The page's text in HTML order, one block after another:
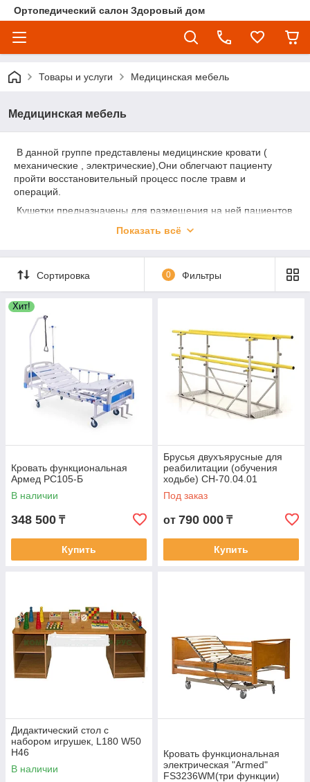
Ортопедический салон Здоровый дом
Товары и услуги Медицинская мебель
Медицинская мебель
В данной группе представлены медицинские кровати (
механические , электрические),Они облегчают пациенту
пройти восстановительный процесс после травм и
операций.
Кушетки предназначены для размещения на ней пациентов
сидячем положении для проведения процедур а также для
ожидания
кабинетах , процедурных, массажных
А также прикроватные столики и многое другое
Качественно выполненная медицинская мебель не просто
создает нужный интерьер в кабинете, но и облегчает работу
медицинского персонала. Предлагаемая нами медицинская
мебель отличается функциональностью, практичностью,
эргономичностью и красотой.
Производство Армед Россия.
Осуществляем доставку в регионы РК.
Показать всё
Сортировка 0 Фильтры
Хит!
Кровать функциональная
Армед РС105-Б
В наличии
348 500 ₸
Купить
Брусья двухъярусные для
реабилитации (обучения
ходьбе) СН-70.04.01
Под заказ
от 790 000 ₸
Купить
Дидактический стол c
набором игрушек, L180 W50
H46
В наличии
Кровать функциональная
электрическая "Armed"
FS3236WM(три функции)